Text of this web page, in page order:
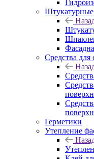
Средства для
Герметики
Утепление